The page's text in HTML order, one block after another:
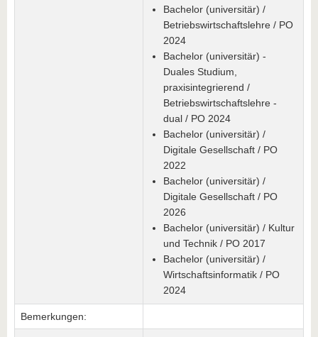
Bachelor (universitär) /
Betriebswirtschaftslehre / PO
2024
Bachelor (universitär) -
Duales Studium,
praxisintegrierend /
Betriebswirtschaftslehre -
dual / PO 2024
Bachelor (universitär) /
Digitale Gesellschaft / PO
2022
Bachelor (universitär) /
Digitale Gesellschaft / PO
2026
Bachelor (universitär) / Kultur
und Technik / PO 2017
Bachelor (universitär) /
Wirtschaftsinformatik / PO
2024
Bemerkungen: